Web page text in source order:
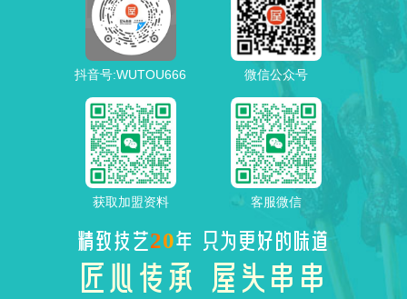
抖音号:WUTOU666 微信公众号
获取加盟资料 客服微信
精致技艺20年 只为更好的味道
匠心传承 屋头串串